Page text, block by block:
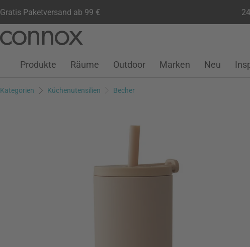
Gratis Paketversand ab 99 €
Seiteninhalt
Suchfeld
Kundenkonto
Wunschliste
Warenkorb
Produkte Räume Outdoor Marken Neu
Kategorien Küchenutensilien Becher